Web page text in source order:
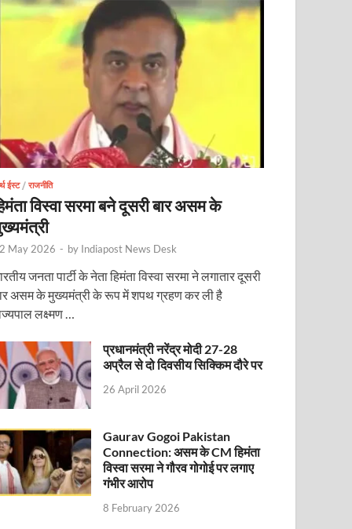
ईस्ट/राजनीति
विस्वा सरमा बने दूसरी बार असम के
May 2026 - by Indiapost News Desk
जनता पार्टी के नेता हिमंता विस्वा सरमा ने लगातार दूसरी
असम के मुख्यमंत्री के रूप में शपथ ग्रहण कर ली है
लक्ष्मण …
प्रधानमंत्री नरेंद्र मोदी 27-28
अप्रैल से दो दिवसीय सिक्किम दौरे पर
26 April 2026
Gaurav Gogoi Pakistan
Connection: असम के CM हिमंता
विस्वा सरमा ने गौरव गोगोई पर लगाए
गंभीर आरोप
8 February 2026